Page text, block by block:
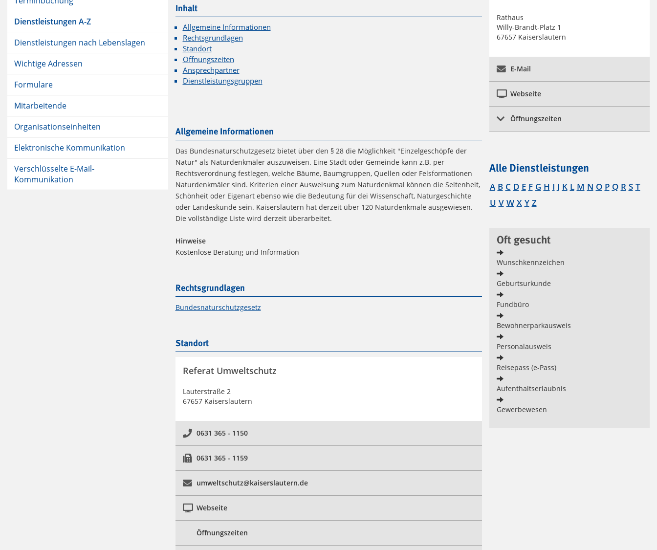
Dienstleistungen A-Z
Dienstleistungen nach Lebenslagen
Wichtige Adressen
Formulare
Mitarbeitende
Organisationseinheiten
Elektronische Kommunikation
Verschlüsselte E-Mail-
Kommunikation
Inhalt
Allgemeine Informationen
Rechtsgrundlagen
Standort
Öffnungszeiten
Ansprechpartner
Dienstleistungsgruppen
Allgemeine Informationen
Das Bundesnaturschutzgesetz bietet über den § 28 die Möglichkeit "Einzelgeschöpfe der
Natur" als Naturdenkmäler auszuweisen. Eine Stadt oder Gemeinde kann z.B. per
Rechtsverordnung festlegen, welche Bäume, Baumgruppen, Quellen oder Felsformationen
Naturdenkmäler sind. Kriterien einer Ausweisung zum Naturdenkmal können die Seltenheit,
Schönheit oder Eigenart ebenso wie die Bedeutung für dei Wissenschaft, Naturgeschichte
oder Landeskunde sein. Kaiserslautern hat derzeit über 120 Naturdenkmale ausgewiesen.
Die vollständige Liste wird derzeit überarbeitet.
Hinweise
Kostenlose Beratung und Information
Rechtsgrundlagen
Bundesnaturschutzgesetz
Standort
Referat Umweltschutz
Lauterstraße 2
67657 Kaiserslautern
0631 365 - 1150
0631 365 - 1159
umweltschutz@kaiserslautern.de
Webseite
Öffnungszeiten
Rathaus
Willy-Brandt-Platz 1
67657 Kaiserslautern
E-Mail
Webseite
Öffnungszeiten
Alle Dienstleistungen
A B C D E F G H I J K L M N O P Q R S T
U V W X Y Z
Oft gesucht
Wunschkennzeichen
Geburtsurkunde
Fundbüro
Bewohnerparkausweis
Personalausweis
Reisepass (e-Pass)
Aufenthaltserlaubnis
Gewerbewesen